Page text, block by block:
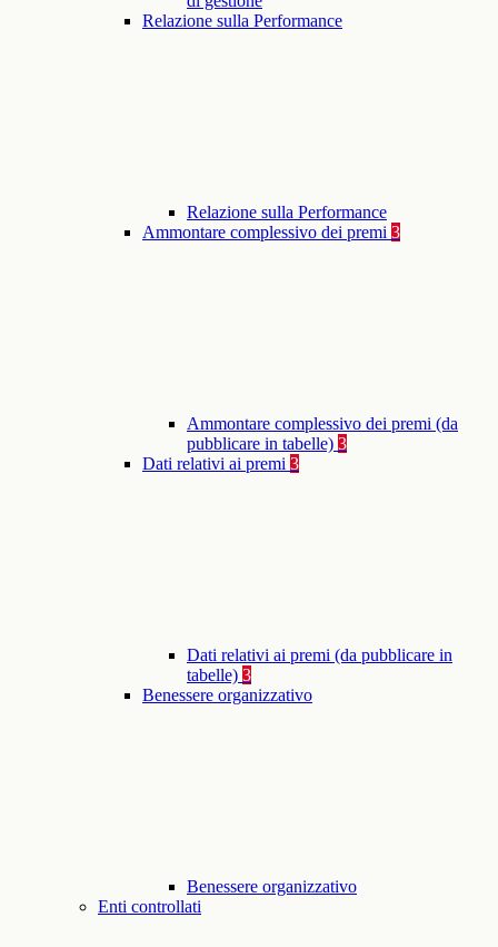
Relazione sulla Performance
Relazione sulla Performance
Ammontare complessivo dei premi 3
Ammontare complessivo dei premi (da
pubblicare in tabelle) 3
Dati relativi ai premi 3
Dati relativi ai premi (da pubblicare in
tabelle) 3
Benessere organizzativo
Benessere organizzativo
Enti controllati